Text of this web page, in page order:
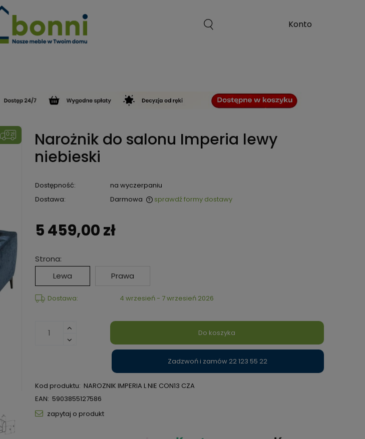
Narożnik do salonu Imperia lewy
niebieski
Dostępność:
na wyczerpaniu
Dostawa:
Darmowa sprawdź formy dostawy
5 459,00 zł
Strona:
Lewa
Prawa
Dostawa: 4 wrzesień - 7 wrzesień 2026
Do koszyka
Zadzwoń i zamów 22 123 55 22
Kod produktu: NAROZNIK IMPERIA L NIE CON13 CZA
EAN: 5903855127586
zapytaj o produkt